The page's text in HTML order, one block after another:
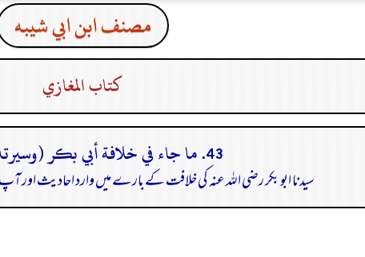
مصنف ابن ابي شيبه
كتاب المغازي
43. ما جاء في خلافة أبي بكر (وسيرته) في الردة
سیدنا ابو بکر رضی اللہ عنہ کی خلافت کے بارے میں وارد احادیث اور